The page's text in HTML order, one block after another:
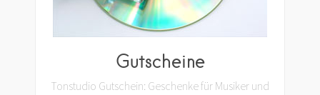
Gutscheine
Tonstudio Gutschein: Geschenke für Musiker und